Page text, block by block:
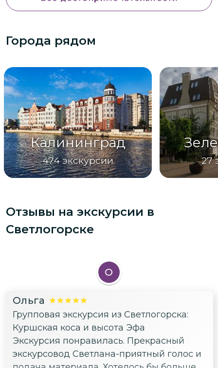
Города рядом
Калининград
474 экскурсии 27
Отзывы на экскурсии в
Светлогорске
О
Ольга
Групповая экскурсия из Светлогорска:
Куршская коса и высота Эфа
Экскурсия понравилась. Прекрасный
экскурсовод Светлана-приятный голос и